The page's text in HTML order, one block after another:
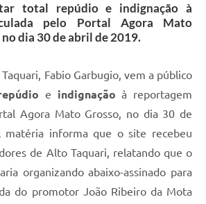
total repúdio e indignação à
pelo Portal Agora Mato
no dia 30 de abril de 2019.
Fabio Garbugio, vem a público
e indignação à reportagem
Agora Mato Grosso, no dia 30 de
matéria informa que o site recebeu
de Alto Taquari, relatando que o
organizando abaixo-assinado para
do promotor João Ribeiro da Mota